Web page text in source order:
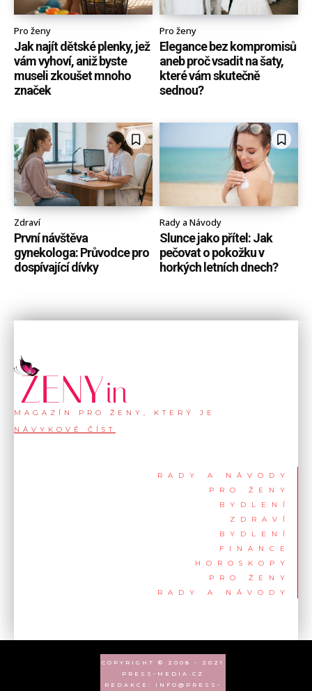
Pro ženy
Jak najít dětské plenky, jež
vám vyhoví, aniž byste
museli zkoušet mnoho
značek
Pro ženy
Elegance bez kompromisů
aneb proč vsadit na šaty,
které vám skutečně
sednou?
Zdraví
První návštěva
gynekologa: Průvodce pro
dospívající dívky
Rady a Návody
Slunce jako přítel: Jak
pečovat o pokožku v
horkých letních dnech?
MAGAZÍN PRO ŽENY, KTERÝ JE
NÁVYKOVÉ ČÍST
RADY A NÁVODY
PRO ŽENY
BYDLENÍ
ZDRAVÍ
BYDLENÍ
FINANCE
HOROSKOPY
PRO ŽENY
RADY A NÁVODY
COPYRIGHT © 2008 - 2021
PRESS-MEDIA.CZ
REDAKCE: INFO@PRESS-